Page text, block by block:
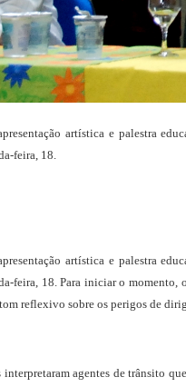
artística e palestra
feira, 18.
artística e palestra
feira, 18. Para iniciar o momento,
reflexivo sobre os perigos de
interpretaram agentes de trânsito